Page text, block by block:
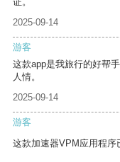
2025-09-14
游客
这款app是我旅行的好帮
人情。
2025-09-14
游客
这款加速器VPM应用程序